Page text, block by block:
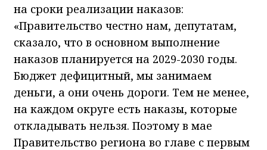
на сроки реализации наказов:
«Правительство честно нам, депутатам,
сказало, что в основном выполнение
наказов планируется на 2029-2030 годы.
Бюджет дефицитный, мы занимаем
деньги, а они очень дороги. Тем не менее,
на каждом округе есть наказы, которые
откладывать нельзя. Поэтому в мае
Правительство региона во главе с первым